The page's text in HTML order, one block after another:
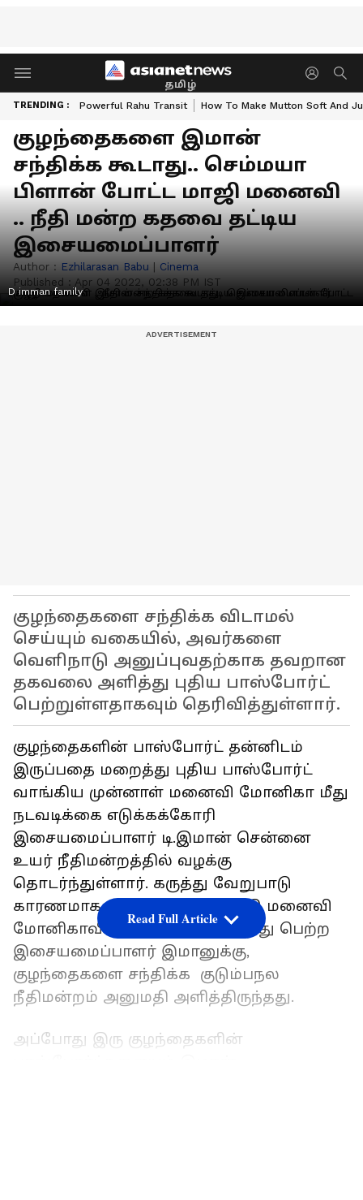
தமிழ்
TRENDING : Powerful Rahu Transit How To Make Mutton Soft And
குழந்தைகளை இமான்
சந்திக்க கூடாது.. செம்மயா
பிளான் போட்ட மாஜி மனைவி
.. நீதி மன்ற கதவை தட்டிய
இசையமைப்பாளர்
Author : Ezhilarasan Babu | Cinema
Published : Apr 04 2022, 02:38 PM IST
D imman family
குழந்தைகளை சந்திக்க விடாமல்
செய்யும் வகையில், அவர்களை
வெளிநாடு அனுப்புவதற்காக தவறான
தகவலை அளித்து புதிய பாஸ்போர்ட்
பெற்றுள்ளதாகவும் தெரிவித்துள்ளார்.
குழந்தைகளின் பாஸ்போர்ட் தன்னிடம்
இருப்பதை மறைத்து புதிய பாஸ்போர்ட்
வாங்கிய முன்னாள் மனைவி மோனிகா மீது
நடவடிக்கை எடுக்கக்கோரி
இசையமைப்பாளர் டி.இமான் சென்னை
உயர் நீதிமன்றத்தில் வழக்கு
தொடர்ந்துள்ளார். கருத்து வேறுபாடு
காரணமாக கடந்த 2018ம் ஆண்டு மனைவி
மோனிகாவிடமிருந்து விவாகரத்து பெற்ற
இசையமைப்பாளர் இமானுக்கு,
குழந்தைகளை சந்திக்க குடும்பநல
நீதிமன்றம் அனுமதி அளித்திருந்தது.
அப்போது இரு குழந்தைகளின்
Read Full Article